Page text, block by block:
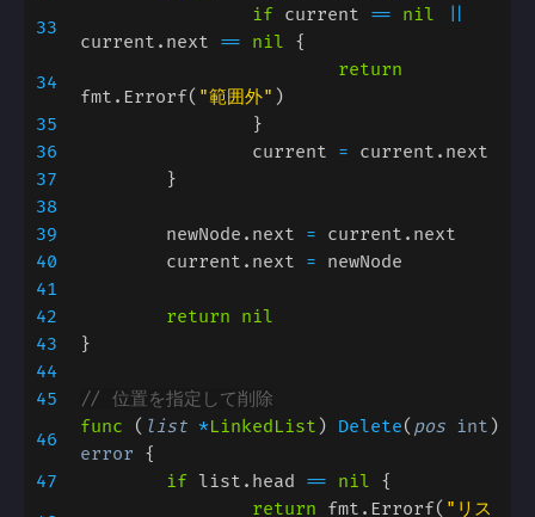
33
if current == nil
current.next == nil
34
fmt.Errorf( "範囲外"
35
36
		current
=
37
38
39
	newNode.next
=
40
	current.next
=
41
42
43
44
45
46
func ( list *LinkedList ) Delete( pos int
error
47
if list.head == nil
return fmt.Errorf( "リス